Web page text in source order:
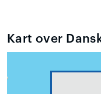
Kart over